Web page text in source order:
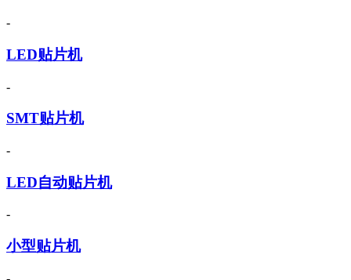
-
LED贴片机
-
SMT贴片机
-
LED自动贴片机
-
小型贴片机